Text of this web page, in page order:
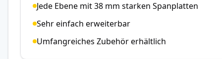
Jede Ebene mit 38 mm starken Spanplatten
Sehr einfach erweiterbar
Umfangreiches Zubehör erhältlich